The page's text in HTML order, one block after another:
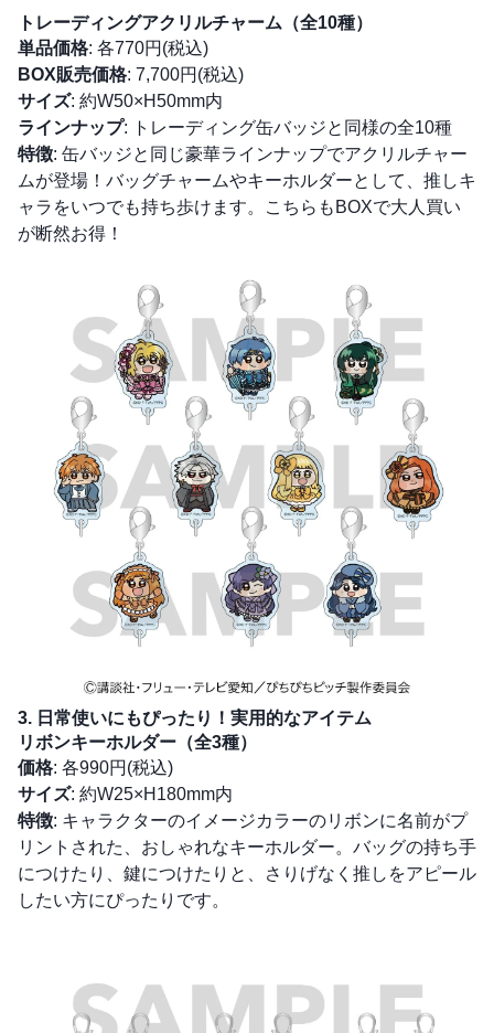
トレーディングアクリルチャーム（全10種）
単品価格: 各770円(税込)
BOX販売価格: 7,700円(税込)
サイズ: 約W50×H50mm内
ラインナップ: トレーディング缶バッジと同様の全10種
特徴: 缶バッジと同じ豪華ラインナップでアクリルチャー
ムが登場！バッグチャームやキーホルダーとして、推しキ
ャラをいつでも持ち歩けます。こちらもBOXで大人買い
が断然お得！
3. 日常使いにもぴったり！実用的なアイテム
リボンキーホルダー（全3種）
価格: 各990円(税込)
サイズ: 約W25×H180mm内
特徴: キャラクターのイメージカラーのリボンに名前がプ
リントされた、おしゃれなキーホルダー。バッグの持ち手
につけたり、鍵につけたりと、さりげなく推しをアピール
したい方にぴったりです。